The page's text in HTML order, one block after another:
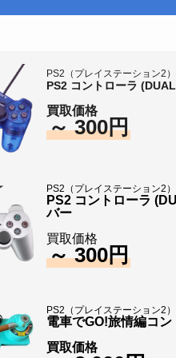
PS2（プレイステーション2）
PS2 コントローラ
買取価格
～ 300円
PS2（プレイステーション2）
PS2 コントローラ
バー
買取価格
～ 300円
PS2（プレイステーション2
電車でGO!旅情編コン
買取価格